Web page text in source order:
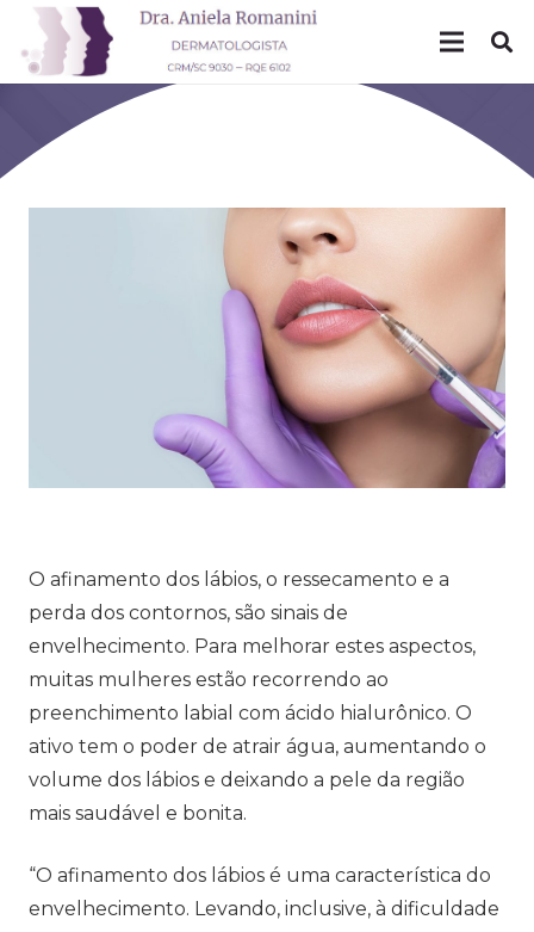
O afinamento dos lábios, o ressecamento e a
perda dos contornos, são sinais de
envelhecimento. Para melhorar estes aspectos,
muitas mulheres estão recorrendo ao
preenchimento labial com ácido hialurônico. O
ativo tem o poder de atrair água, aumentando o
volume dos lábios e deixando a pele da região
mais saudável e bonita.
“O afinamento dos lábios é uma característica do
envelhecimento. Levando, inclusive, à dificuldade